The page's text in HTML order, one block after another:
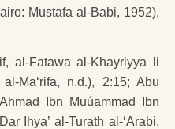
Mustafa al-Babi, 1952),
Fatawa al-Khayriyya li
Ma‘rifa, n.d.), 2:15; Abu
Ibn Muúammad Ibn
Ihya’ al-Turath al-‘Arabi,